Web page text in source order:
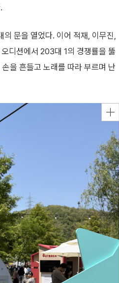
문을 열었다. 이어 적재, 이무진,
디션에서 203대 1의 경쟁률을 뚫
을 흔들고 노래를 따라 부르며 난